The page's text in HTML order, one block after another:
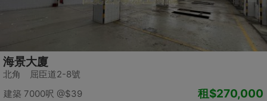
海景大廈
北角 屈臣道2-8號
建築 7000呎 @$39
租$270,000